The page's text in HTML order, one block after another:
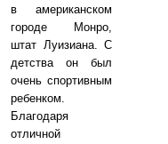
в американском
городе Монро,
штат Луизиана. С
детства он был
очень спортивным
ребенком.
Благодаря
отличной